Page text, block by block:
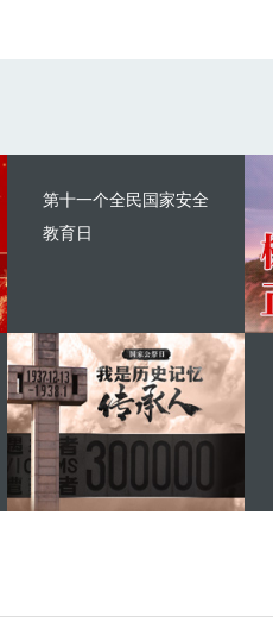
第十一个全民国家安全
教育日